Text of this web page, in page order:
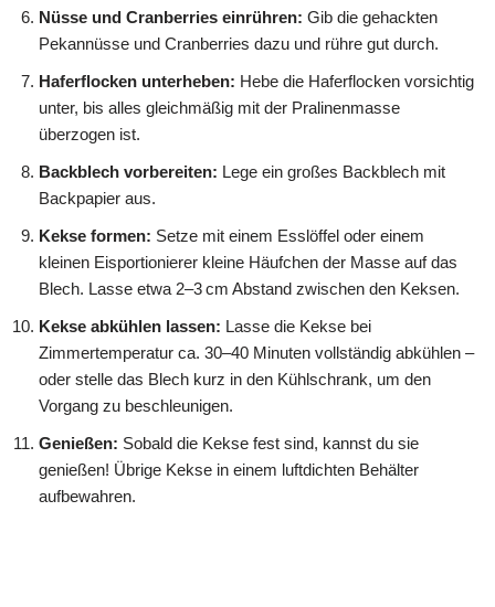
Nüsse und Cranberries einrühren: Gib die gehackten
Pekannüsse und Cranberries dazu und rühre gut durch.
Haferflocken unterheben: Hebe die Haferflocken vorsichtig
unter, bis alles gleichmäßig mit der Pralinenmasse
überzogen ist.
Backblech vorbereiten: Lege ein großes Backblech mit
Backpapier aus.
Kekse formen: Setze mit einem Esslöffel oder einem
kleinen Eisportionierer kleine Häufchen der Masse auf das
Blech. Lasse etwa 2–3 cm Abstand zwischen den Keksen.
Kekse abkühlen lassen: Lasse die Kekse bei
Zimmertemperatur ca. 30–40 Minuten vollständig abkühlen –
oder stelle das Blech kurz in den Kühlschrank, um den
Vorgang zu beschleunigen.
Genießen: Sobald die Kekse fest sind, kannst du sie
genießen! Übrige Kekse in einem luftdichten Behälter
aufbewahren.